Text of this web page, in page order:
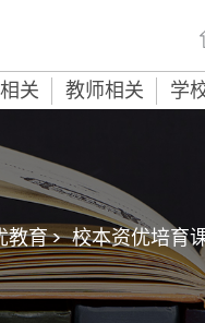
关 教师相关 学
教育 > 校本资优培育